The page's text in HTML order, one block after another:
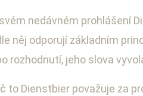
nedávném prohlášení
něj odporují základním
rozhodnutí, jeho slova
to Dienstbier považuje za